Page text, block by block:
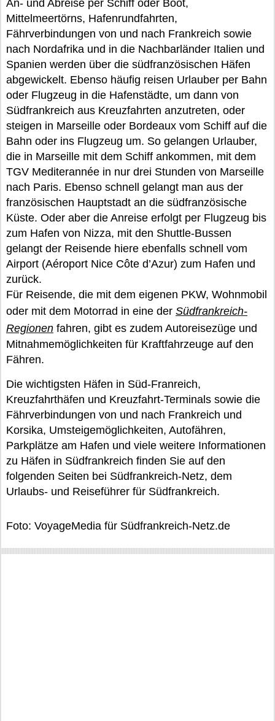
An- und Abreise per Schiff oder Boot,
Mittelmeertörns, Hafenrundfahrten,
Fährverbindungen von und nach Frankreich sowie
nach Nordafrika und in die Nachbarländer Italien und
Spanien werden über die südfranzösischen Häfen
abgewickelt. Ebenso häufig reisen Urlauber per Bahn
oder Flugzeug in die Hafenstädte, um dann von
Südfrankreich aus Kreuzfahrten anzutreten, oder
steigen in Marseille oder Bordeaux vom Schiff auf die
Bahn oder ins Flugzeug um. So gelangen Urlauber,
die in Marseille mit dem Schiff ankommen, mit dem
TGV Mediterannée in nur drei Stunden von Marseille
nach Paris. Ebenso schnell gelangt man aus der
französischen Hauptstadt an die südfranzösische
Küste. Oder aber die Anreise erfolgt per Flugzeug bis
zum Hafen von Nizza, mit den Shuttle-Bussen
gelangt der Reisende hiere ebenfalls schnell vom
Airport (Aéroport Nice Côte d’Azur) zum Hafen und
zurück.
Für Reisende, die mit dem eigenen PKW, Wohnmobil
oder mit dem Motorrad in eine der Südfrankreich-
Regionen fahren, gibt es zudem Autoreisezüge und
Mitnahmemöglichkeiten für Kraftfahrzeuge auf den
Fähren.
Die wichtigsten Häfen in Süd-Franreich,
Kreuzfahrthäfen und Kreuzfahrt-Terminals sowie die
Fährverbindungen von und nach Frankreich und
Korsika, Umsteigemöglichkeiten, Autofähren,
Parkplätze am Hafen und viele weitere Informationen
zu Häfen in Südfrankreich finden Sie auf den
folgenden Seiten bei Südfrankreich-Netz, dem
Urlaubs- und Reiseführer für Südfrankreich.
Foto: VoyageMedia für Südfrankreich-Netz.de